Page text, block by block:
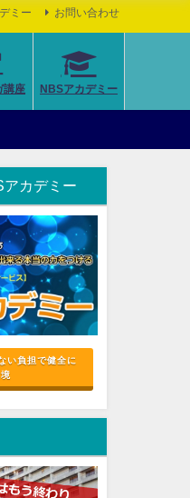
ミー お問い合わせ
講座 NBSアカデミー
アカデミー
い負担で健全に